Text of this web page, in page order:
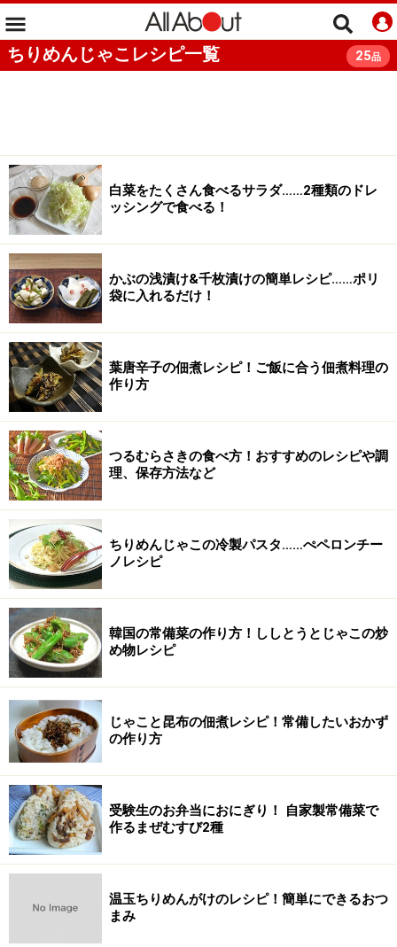
ちりめんじゃこレシピ一覧 25品
白菜をたくさん食べるサラダ……2種類のドレ
ッシングで食べる！
かぶの浅漬け&千枚漬けの簡単レシピ……ポリ
袋に入れるだけ！
葉唐辛子の佃煮レシピ！ご飯に合う佃煮料理の
作り方
つるむらさきの食べ方！おすすめのレシピや調
理、保存方法など
ちりめんじゃこの冷製パスタ……ぺペロンチー
ノレシピ
韓国の常備菜の作り方！ししとうとじゃこの炒
め物レシピ
じゃこと昆布の佃煮レシピ！常備したいおかず
の作り方
受験生のお弁当におにぎり！ 自家製常備菜で
作るまぜむすび2種
温玉ちりめんがけのレシピ！簡単にできるおつ
まみ